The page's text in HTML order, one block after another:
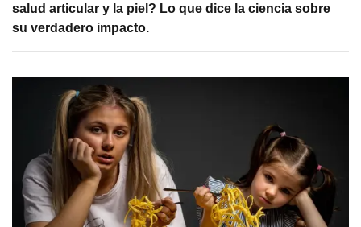
salud articular y la piel? Lo que dice la ciencia sobre
su verdadero impacto.